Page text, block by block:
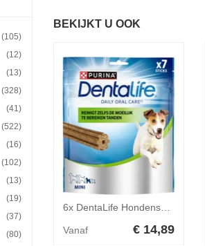
(105)
(12)
(13)
(328)
(41)
(522)
(16)
(102)
(13)
(19)
(37)
(80)
BEKIJKT U OOK
6x DentaLife Hondensnack Small 115 gr
Vanaf € 14,89